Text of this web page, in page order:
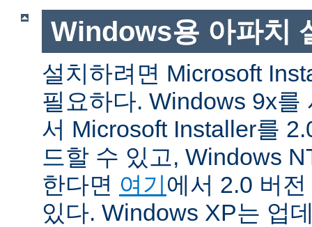
Windows용 아파치
설치하려면 Microsoft
필요하다. Windows 9x
서 Microsoft Installer를
드할 수 있고, Windows
한다면 여기 에서 2.0 버
있다. Windows XP는 업